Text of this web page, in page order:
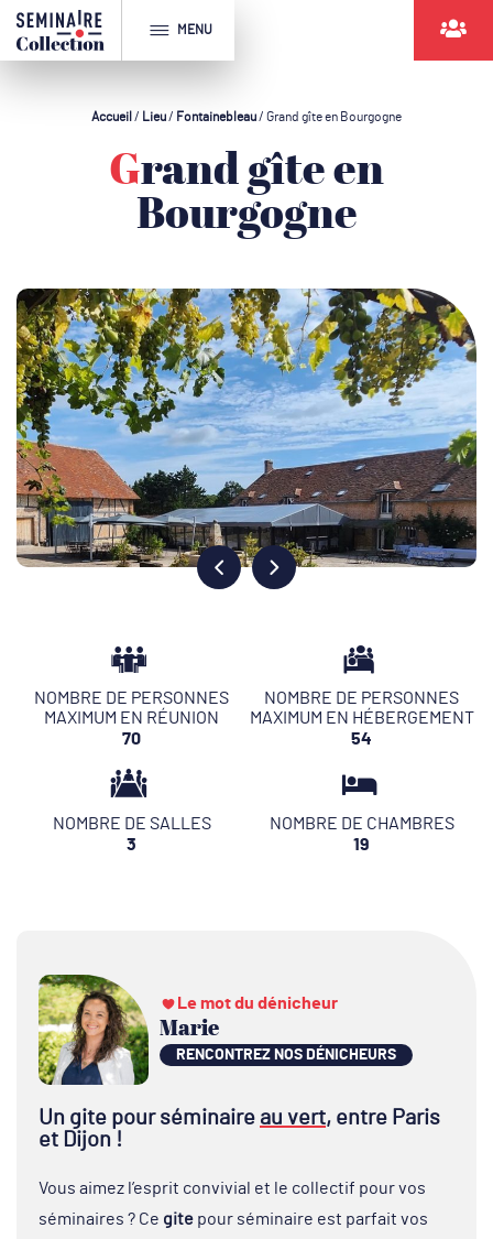
MENU
Accueil / Lieu/ Fontainebleau/ Grand gîte en Bourgogne
Grand gîte en
Bourgogne
NOMBRE DE PERSONNES
MAXIMUM EN RÉUNION
70
NOMBRE DE PERSONNES
MAXIMUM EN HÉBERGEMENT
54
NOMBRE DE SALLES
3
NOMBRE DE CHAMBRES
19
Le mot du dénicheur
Marie
RENCONTREZ NOS DÉNICHEURS
Un gite pour séminaire au vert, entre Paris
et Dijon !
Vous aimez l’esprit convivial et le collectif pour vos
séminaires ? Ce gite pour séminaire est parfait vos